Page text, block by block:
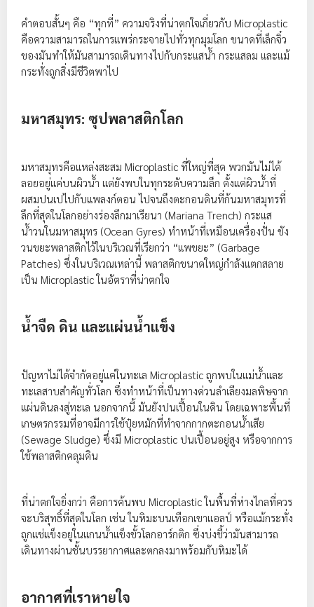
คำตอบสั้นๆ คือ “ทุกที่” ความจริงที่น่าตกใจเกี่ยวกับ Microplastic
คือความสามารถในการแพร่กระจายไปทั่วทุกมุมโลก ขนาดที่เล็กจิ๋ว
ของมันทำให้มันสามารถเดินทางไปกับกระแสน้ำ กระแสลม และแม้
กระทั่งถูกสิ่งมีชีวิตพาไป
มหาสมุทร: ซุปพลาสติกโลก
มหาสมุทรคือแหล่งสะสม Microplastic ที่ใหญ่ที่สุด พวกมันไม่ได้
ลอยอยู่แค่บนผิวน้ำ แต่ยังพบในทุกระดับความลึก ตั้งแต่ผิวน้ำที่
ผสมปนเปไปกับแพลงก์ตอน ไปจนถึงตะกอนดินที่ก้นมหาสมุทรที่
ลึกที่สุดในโลกอย่างร่องลึกมาเรียนา (Mariana Trench) กระแส
น้ำวนในมหาสมุทร (Ocean Gyres) ทำหน้าที่เหมือนเครื่องปั่น ขัง
วนขยะพลาสติกไว้ในบริเวณที่เรียกว่า “แพขยะ” (Garbage
Patches) ซึ่งในบริเวณเหล่านี้ พลาสติกขนาดใหญ่กำลังแตกสลาย
เป็น Microplastic ในอัตราที่น่าตกใจ
น้ำจืด ดิน และแผ่นน้ำแข็ง
ปัญหาไม่ได้จำกัดอยู่แค่ในทะเล Microplastic ถูกพบในแม่น้ำและ
ทะเลสาบสำคัญทั่วโลก ซึ่งทำหน้าที่เป็นทางด่วนลำเลียงมลพิษจาก
แผ่นดินลงสู่ทะเล นอกจากนี้ มันยังปนเปื้อนในดิน โดยเฉพาะพื้นที่
เกษตรกรรมที่อาจมีการใช้ปุ๋ยหมักที่ทำจากกากตะกอนน้ำเสีย
(Sewage Sludge) ซึ่งมี Microplastic ปนเปื้อนอยู่สูง หรือจากการ
ใช้พลาสติกคลุมดิน
ที่น่าตกใจยิ่งกว่า คือการค้นพบ Microplastic ในพื้นที่ห่างไกลที่ควร
จะบริสุทธิ์ที่สุดในโลก เช่น ในหิมะบนเทือกเขาแอลป์ หรือแม้กระทั่ง
ถูกแช่แข็งอยู่ในแกนน้ำแข็งขั้วโลกอาร์กติก ซึ่งบ่งชี้ว่ามันสามารถ
เดินทางผ่านชั้นบรรยากาศและตกลงมาพร้อมกับหิมะได้
อากาศที่เราหายใจ